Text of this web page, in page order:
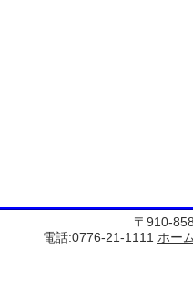
〒910-
電話:0776-21-1111 ホー